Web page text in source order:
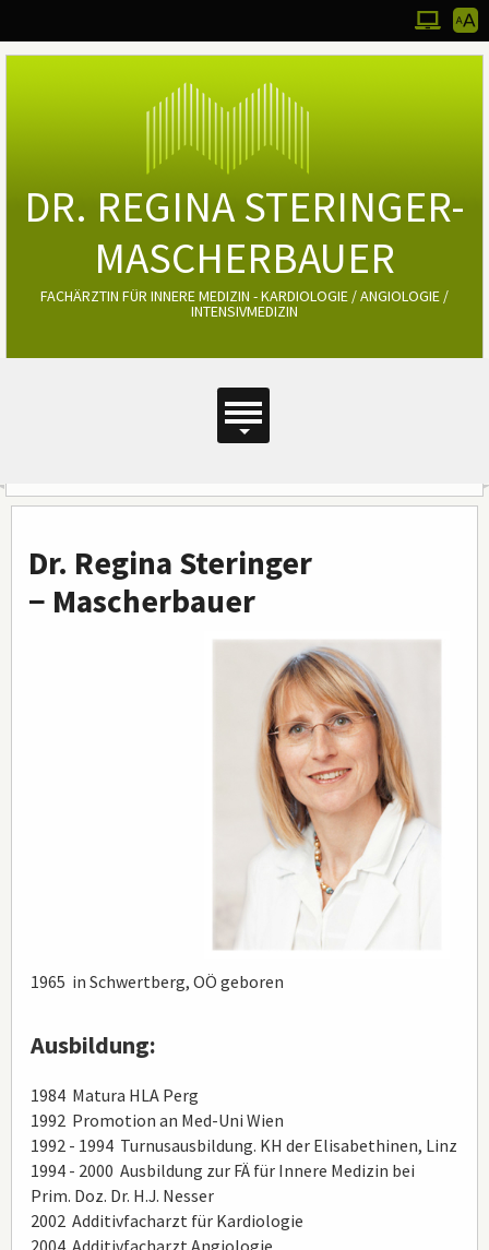
Zum
DR. REGINA STERINGER-
MASCHERBAUER
FACHÄRZTIN FÜR INNERE MEDIZIN - KARDIOLOGIE / ANGIOLOGIE /
INTENSIVMEDIZIN
Hauptmenü
Dr. Regina Steringer
− Mascherbauer
1965 in Schwertberg, OÖ geboren
Ausbildung:
1984 Matura HLA Perg
1992 Promotion an Med-Uni Wien
1992 - 1994 Turnusausbildung. KH der Elisabethinen, Linz
1994 - 2000 Ausbildung zur FÄ für Innere Medizin bei
Prim. Doz. Dr. H.J. Nesser
2002 Additivfacharzt für Kardiologie